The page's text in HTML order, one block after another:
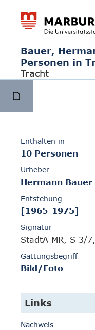
Bauer,
Personen in
Tracht
Enthalten in
10 Personen
Urheber
Hermann Bauer
Entstehung
[1965-1975]
Signatur
StadtA MR, S 3/
Gattungsbegriff
Bild/Foto
Links
Nachweis